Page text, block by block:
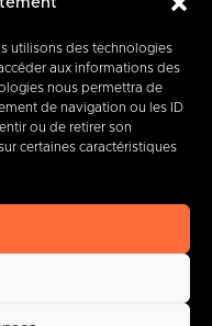
utilisons des technologies
aux informations des
nous permettra de
de navigation ou les ID
ou de retirer son
certaines caractéristiques
70